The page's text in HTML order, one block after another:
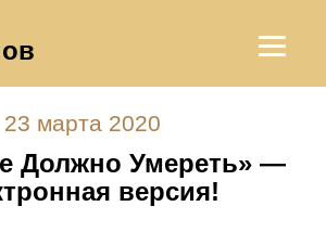
23 марта 2020
Должно Умереть» —
версия!